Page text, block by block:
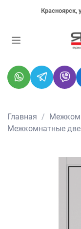
Красноярск,
Главная
Межкомнатные